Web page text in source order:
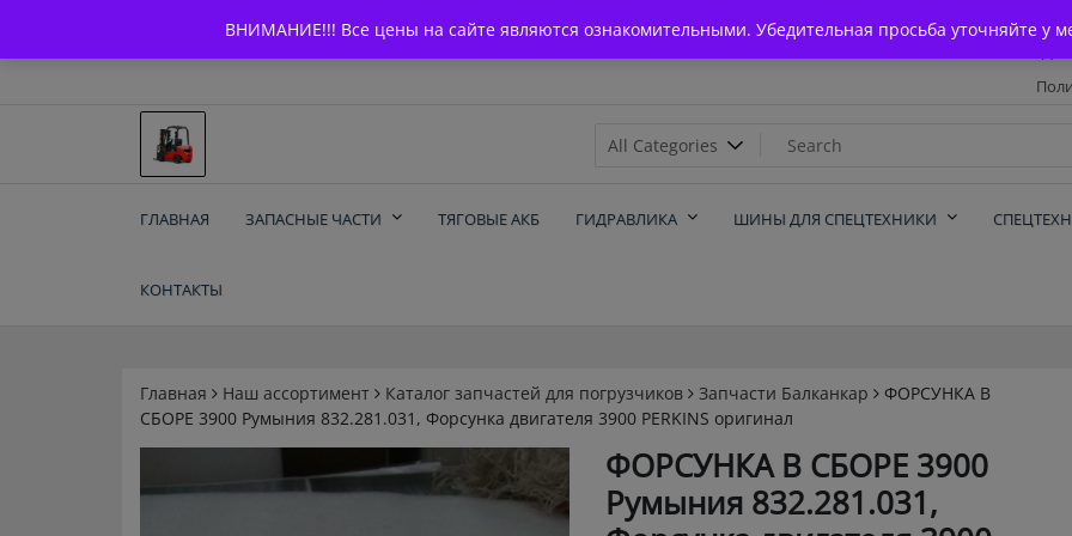
ВНИМАНИЕ!!! Все цены на сайте являются ознакомительными. Убедительная просьба уточняйте у
content
Запчасти для вилочых
ГЛАВНАЯ ЗАПАСНЫЕ ЧАСТИ ТЯГОВЫЕ АКБ ГИДРАВЛИКА ШИНЫ ДЛЯ СПЕЦТЕХНИКИ
КОНТАКТЫ
Главная Наш ассортимент Каталог запчастей для погрузчиков Запчасти Балканкар
ФОРСУНКА В
СБОРЕ 3900 Румыния 832.281.031, Форсунка двигателя 3900 PERKINS оригинал
ФОРСУНКА В СБОРЕ 3900
Румыния 832.281.031,